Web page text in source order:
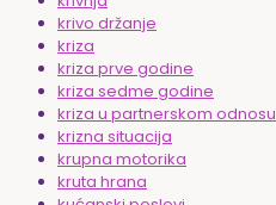
krivo držanje
kriza
kriza prve godine
kriza sedme godine
kriza u partnerskom odnosu
krizna situacija
krupna motorika
kruta hrana